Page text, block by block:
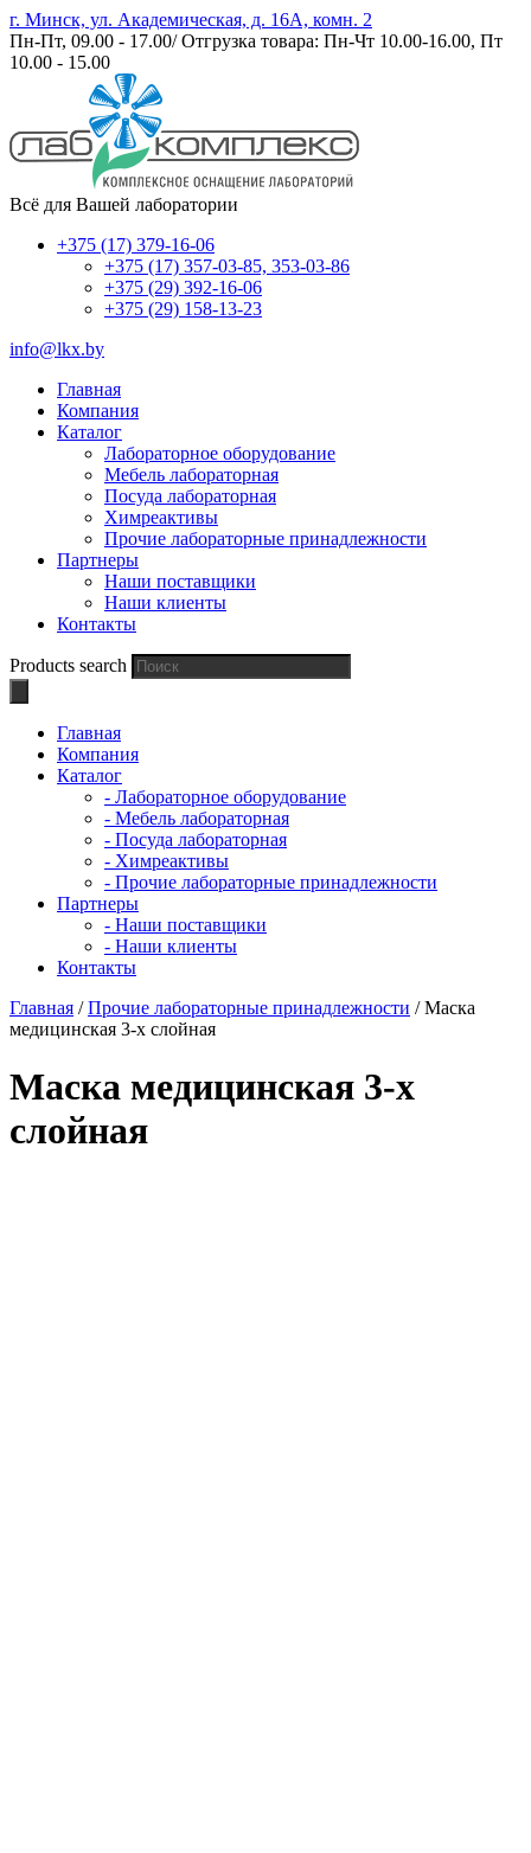
г. Минск, ул. Академическая, д. 16А, комн. 2
Пн-Пт, 09.00 - 17.00/ Отгрузка товара: Пн-Чт 10.00-16.00, Пт
10.00 - 15.00
Всё для Вашей лаборатории
+375 (17) 379-16-06
+375 (17) 357-03-85, 353-03-86
+375 (29) 392-16-06
+375 (29) 158-13-23
info@lkx.by
Главная
Компания
Каталог
Лабораторное оборудование
Мебель лабораторная
Посуда лабораторная
Химреактивы
Прочие лабораторные принадлежности
Партнеры
Наши поставщики
Наши клиенты
Контакты
Products search
Главная
Компания
Каталог
- Лабораторное оборудование
- Мебель лабораторная
- Посуда лабораторная
- Химреактивы
- Прочие лабораторные принадлежности
Партнеры
- Наши поставщики
- Наши клиенты
Контакты
Главная /Прочие лабораторные принадлежности / Маска
медицинская 3-х слойная
Маска медицинская 3-х
слойная